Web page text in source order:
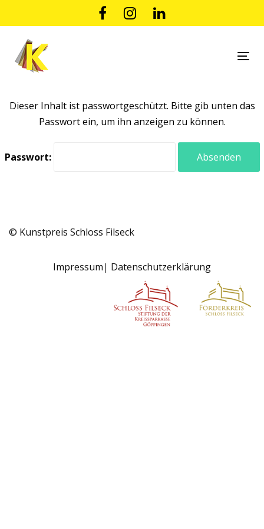
überspringen
primären
Navigation
springen
springen
Dieser Inhalt ist passwortgeschützt. Bitte gib unten das
Passwort ein, um ihn anzeigen zu können.
Passwort:
© Kunstpreis Schloss Filseck
Impressum Datenschutzerklärung